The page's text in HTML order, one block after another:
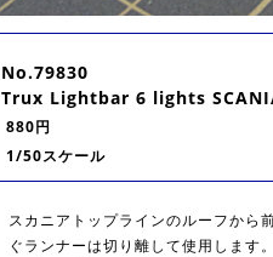
No.79830
Trux Lightbar 6 lights
880円
1/50スケール
スカニアトップラインのルーフから
ぐランナーは切り離して使用します